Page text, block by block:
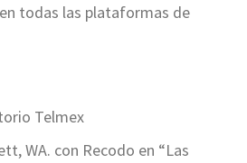
todas las plataformas de
Telmex
WA. con Recodo en “Las